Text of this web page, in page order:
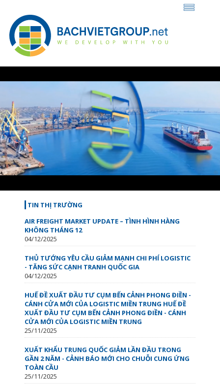
45.79%
TIN THỊ TRƯỜNG
AIR FREIGHT MARKET UPDATE – TÌNH HÌNH HÀNG
KHÔNG THÁNG 12
04/12/2025
THỦ TƯỚNG YÊU CẦU GIẢM MẠNH CHI PHÍ LOGISTIC
- TĂNG SỨC CẠNH TRANH QUỐC GIA
04/12/2025
HUẾ ĐỀ XUẤT ĐẦU TƯ CỤM BẾN CẢNH PHONG ĐIỀN -
CÁNH CỬA MỚI CỦA LOGISTIC MIỀN TRUNG HUẾ ĐỀ
XUẤT ĐẦU TƯ CỤM BẾN CẢNH PHONG ĐIỀN - CÁNH
CỬA MỚI CỦA LOGISTIC MIỀN TRUNG
25/11/2025
XUẤT KHẨU TRUNG QUỐC GIẢM LẦN ĐẦU TRONG
GẦN 2 NĂM - CẢNH BÁO MỚI CHO CHUỖI CUNG ỨNG
TOÀN CẦU
25/11/2025